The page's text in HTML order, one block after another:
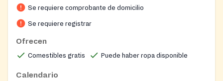
Se requiere comprobante de domicilio
Se requiere registrar
Ofrecen
Comestibles gratis Puede haber ropa disponible
Calendario